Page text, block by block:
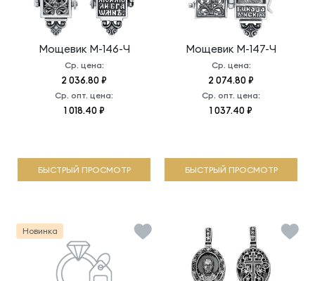
Мощевик М-146-Ч
Ср. цена:
2 036.80 ₽
Ср. опт. цена:
1 018.40 ₽
БЫСТРЫЙ ПРОСМОТР
Мощевик М-147-Ч
Ср. цена:
2 074.80 ₽
Ср. опт. цена:
1 037.40 ₽
БЫСТРЫЙ ПРОСМОТР
Новинка